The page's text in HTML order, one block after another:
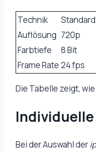
Technik Standard
Auflösung 720p
Farbtiefe
8 Bit
Frame Rate 24 fps
Die Tabelle zeigt, wie
Individuelle
Bei der Auswahl der